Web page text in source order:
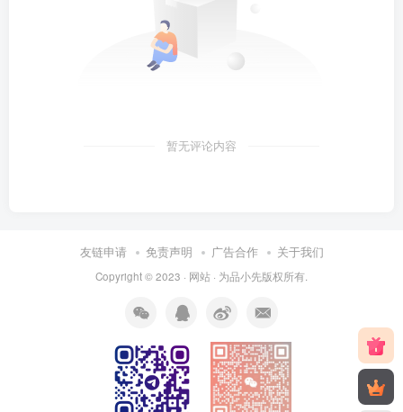
暂无评论内容
友链申请 免责声明 广告合作 关于我们
Copyright © 2023 · 网站 · 为品小先版权所有.